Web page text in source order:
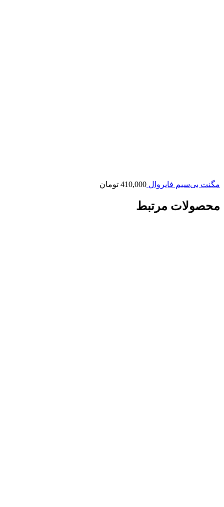
مگنت بی‌سیم فایروال 410,000 تومان
محصولات مرتبط